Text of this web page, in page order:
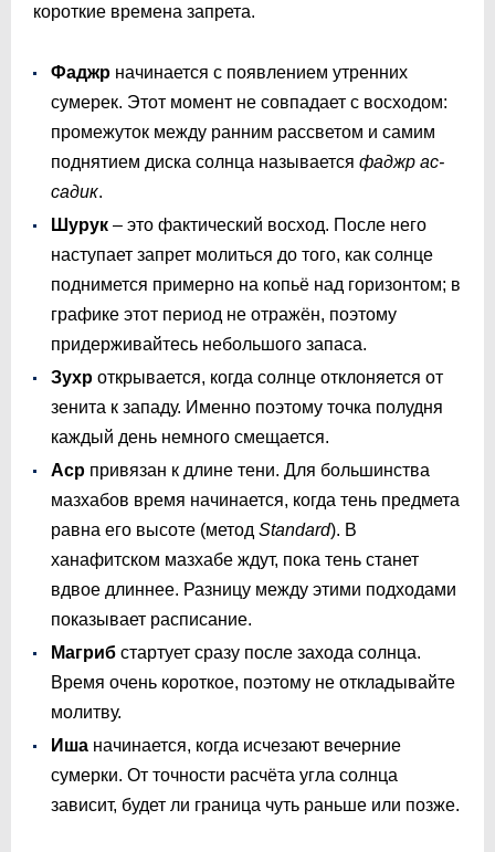
короткие времена запрета.
Фаджр начинается с появлением утренних
сумерек. Этот момент не совпадает с восходом:
промежуток между ранним рассветом и самим
поднятием диска солнца называется фаджр ас-
садик.
Шурук – это фактический восход. После него
наступает запрет молиться до того, как солнце
поднимется примерно на копьё над горизонтом; в
графике этот период не отражён, поэтому
придерживайтесь небольшого запаса.
Зухр открывается, когда солнце отклоняется от
зенита к западу. Именно поэтому точка полудня
каждый день немного смещается.
Аср привязан к длине тени. Для большинства
мазхабов время начинается, когда тень предмета
равна его высоте (метод Standard). В
ханафитском мазхабе ждут, пока тень станет
вдвое длиннее. Разницу между этими подходами
показывает расписание.
Магриб стартует сразу после захода солнца.
Время очень короткое, поэтому не откладывайте
молитву.
Иша начинается, когда исчезают вечерние
сумерки. От точности расчёта угла солнца
зависит, будет ли граница чуть раньше или позже.